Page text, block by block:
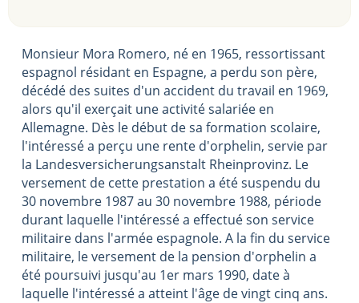
Monsieur Mora Romero, né en 1965, ressortissant
espagnol résidant en Espagne, a perdu son père,
décédé des suites d'un accident du travail en 1969,
alors qu'il exerçait une activité salariée en
Allemagne. Dès le début de sa formation scolaire,
l'intéressé a perçu une rente d'orphelin, servie par
la Landesversicherungsanstalt Rheinprovinz. Le
versement de cette prestation a été suspendu du
30 novembre 1987 au 30 novembre 1988, période
durant laquelle l'intéressé a effectué son service
militaire dans l'armée espagnole. A la fin du service
militaire, le versement de la pension d'orphelin a
été poursuivi jusqu'au 1er mars 1990, date à
laquelle l'intéressé a atteint l'âge de vingt cinq ans.